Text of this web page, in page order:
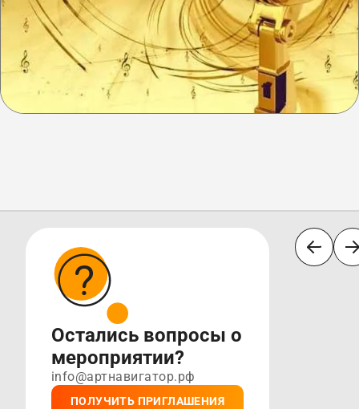
Остались вопросы о
мероприятии?
info@артнавигатор.рф
ПОЛУЧИТЬ ПРИГЛАШЕНИЯ